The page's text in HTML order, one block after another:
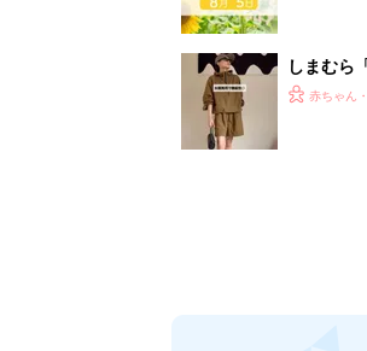
しまむら
赤ちゃん